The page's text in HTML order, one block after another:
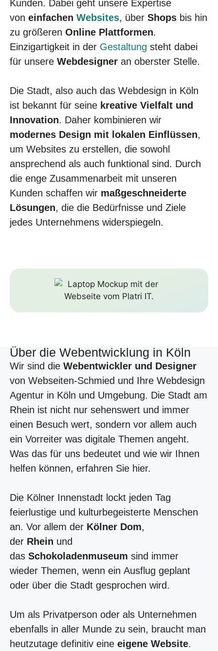
Kunden. Dabei geht unsere Expertise
von einfachen Websites, über Shops bis hin
zu größeren Online Plattformen.
Einzigartigkeit in der Gestaltung steht dabei
für unsere Webdesigner an oberster Stelle.
Die Stadt, also auch das Webdesign in Köln
ist bekannt für seine kreative Vielfalt und
Innovation. Daher kombinieren wir
modernes Design mit lokalen Einflüssen,
um Websites zu erstellen, die sowohl
ansprechend als auch funktional sind. Durch
die enge Zusammenarbeit mit unseren
Kunden schaffen wir maßgeschneiderte
Lösungen, die die Bedürfnisse und Ziele
jedes Unternehmens widerspiegeln.
Über die Webentwicklung in Köln
Wir sind die Webentwickler und Designer
von Webseiten-Schmied und Ihre Webdesign
Agentur in Köln und Umgebung. Die Stadt am
Rhein ist nicht nur sehenswert und immer
einen Besuch wert, sondern vor allem auch
ein Vorreiter was digitale Themen angeht.
Was das für uns bedeutet und wie wir Ihnen
helfen können, erfahren Sie hier.
Die Kölner Innenstadt lockt jeden Tag
feierlustige und kulturbegeisterte Menschen
an. Vor allem der Kölner Dom,
der Rhein und
das Schokoladenmuseum sind immer
wieder Themen, wenn ein Ausflug geplant
oder über die Stadt gesprochen wird.
Um als Privatperson oder als Unternehmen
ebenfalls in aller Munde zu sein, braucht man
heutzutage definitiv eine eigene Website.